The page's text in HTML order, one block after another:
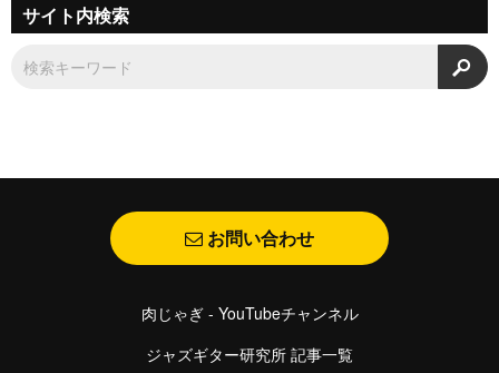
サイト内検索
検
お問い合わせ
肉じゃぎ - YouTubeチャンネル
ジャズギター研究所 記事一覧